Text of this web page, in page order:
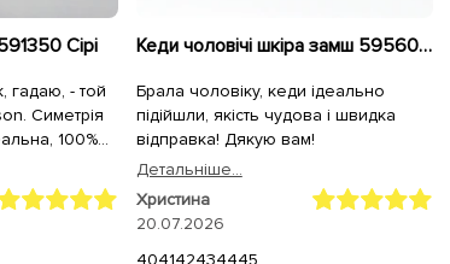
Сірі
гадаю, - той
Симетрія
100%
раджу
Кеди чоловічі шкіра замш 595600 Чорні
Брала чоловіку, кеди ідеально
підійшли, якість чудова і швидка
відправка! Дякую вам!
Детальнiше...
Христина
20.07.2026